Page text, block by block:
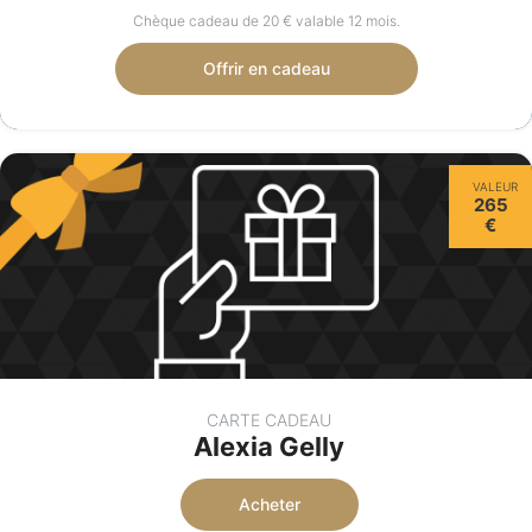
Chèque cadeau de 20 € valable 12 mois.
Offrir en cadeau
VALEUR
265
€
CARTE CADEAU
Alexia Gelly
Acheter